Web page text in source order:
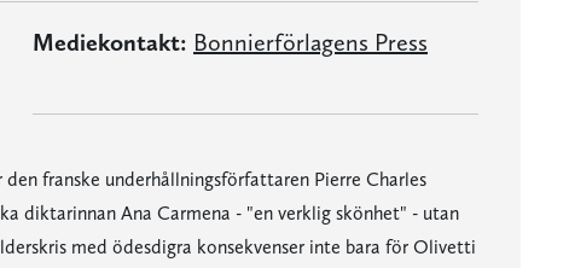
Mediekontakt: Bonnierförlagens Press
franske underhållningsförfattaren Pierre Charles
diktarinnan Ana Carmena - "en verklig skönhet" - utan
med ödesdigra konsekvenser inte bara för Olivetti